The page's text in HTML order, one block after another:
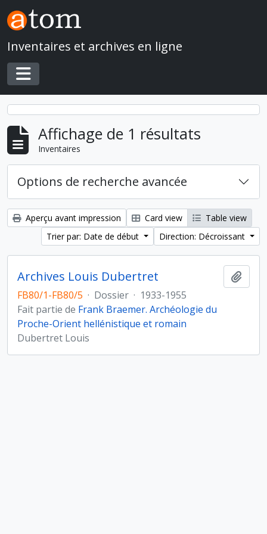
Skip to main content
Inventaires et archives en ligne
Toggle navigation
Affichage de 1 résultats
Inventaires
Options de recherche avancée
Aperçu avant impression Card view
Table view
Trier par: Date de début
Direction: Décroissant
Archives Louis Dubertret
FB80/1-FB80/5 · Dossier · 1933-1955
Fait partie de Frank Braemer. Archéologie du
Proche-Orient hellénistique et romain
Dubertret Louis